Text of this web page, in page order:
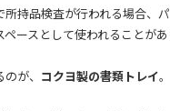
所持品検査が行われる場合、
ースとして使われることがあ
が、 コクヨ製の書類トレイ。